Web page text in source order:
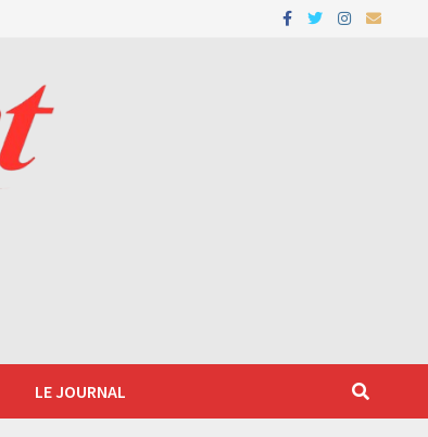
LE JOURNAL